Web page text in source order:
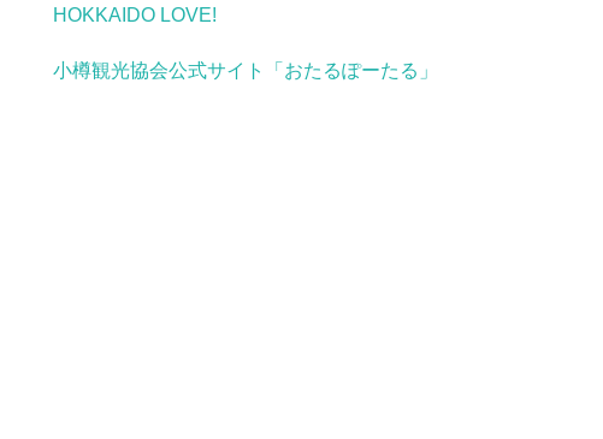
HOKKAIDO LOVE!
小樽観光協会公式サイト「おたるぽーたる」